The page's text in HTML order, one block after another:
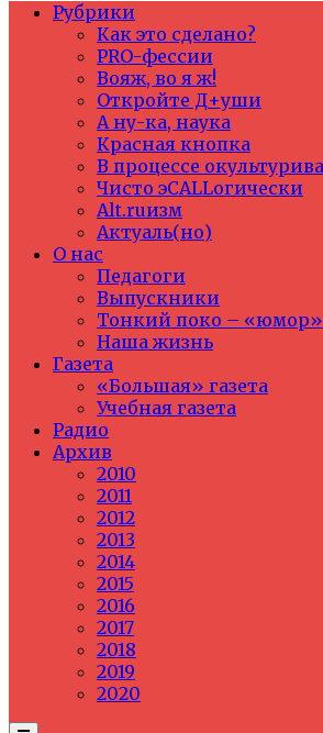
Рубрики
Как это сделано?
PRO-фессии
Вояж, во я ж!
Откройте Д+уши
А ну-ка, наука
Красная кнопка
В процессе
Чисто эCALLогически
Alt.ruизм
Актуаль(но)
О нас
Педагоги
Выпускники
Тонкий поко – «юмор»
Наша жизнь
Газета
«Большая» газета
Учебная газета
Радио
Архив
2010
2011
2012
2013
2014
2015
2016
2017
2018
2019
2020